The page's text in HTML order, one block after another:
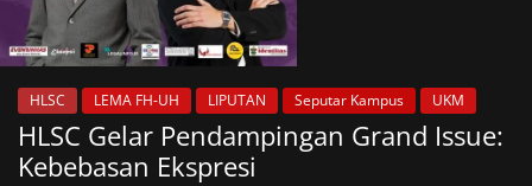
HLSC LEMA FH-UH LIPUTAN Seputar Kampus UKM
HLSC Gelar Pendampingan Grand Issue:
Kebebasan Ekspresi